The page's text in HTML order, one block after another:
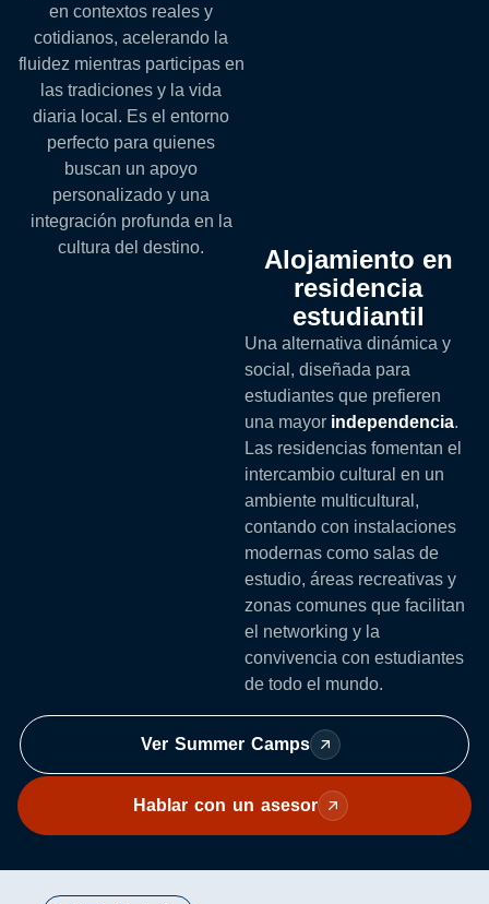
en contextos reales y
cotidianos, acelerando la
fluidez mientras participas en
las tradiciones y la vida
diaria local. Es el entorno
perfecto para quienes
buscan un apoyo
personalizado y una
integración profunda en la
cultura del destino.
Alojamiento en
residencia
estudiantil
Una alternativa dinámica y
social, diseñada para
estudiantes que prefieren
una mayor independencia.
Las residencias fomentan el
intercambio cultural en un
ambiente multicultural,
contando con instalaciones
modernas como salas de
estudio, áreas recreativas y
zonas comunes que facilitan
el networking y la
convivencia con estudiantes
de todo el mundo.
Ver Summer Camps
Hablar con un asesor